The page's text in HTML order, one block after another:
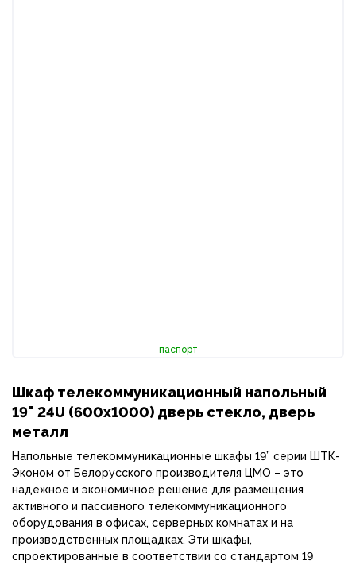
паспорт
Шкаф телекоммуникационный напольный
19" 24U (600х1000) дверь стекло, дверь
металл
Напольные телекоммуникационные шкафы 19” серии ШТК-
Эконом от Белорусского производителя ЦМО – это
надежное и экономичное решение для размещения
активного и пассивного телекоммуникационного
оборудования в офисах, серверных комнатах и на
производственных площадках. Эти шкафы,
спроектированные в соответствии со стандартом 19